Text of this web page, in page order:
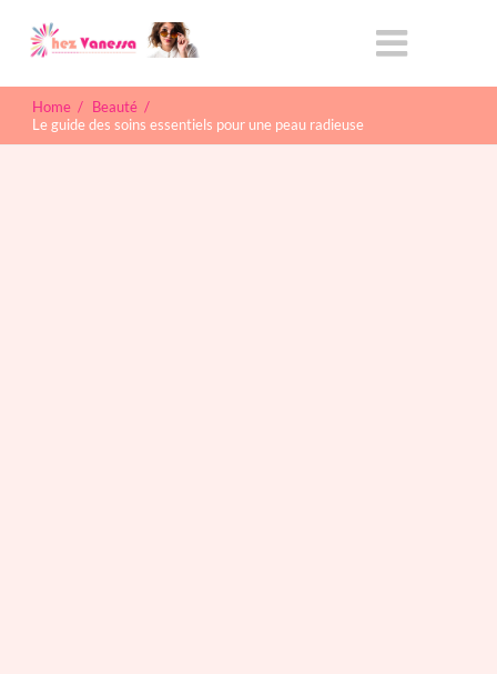
Home / Beauté /
Le guide des soins essentiels pour une peau radieuse